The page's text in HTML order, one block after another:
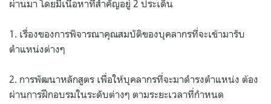
ผ่านมา โดยมีเนื้อหาที่สำคัญอยู่ 2 ประเด็น
1. เรื่องของการพิจารณาคุณสมบัติของบุคลากรที่จะเข้ามารับ
ตำแหน่งต่างๆ
2. การพัฒนาหลักสูตร เพื่อให้บุคลากรที่จะมาดำรงตำแหน่ง ต้อง
ผ่านการฝึกอบรมในระดับต่างๆ ตามระยะเวลาที่กำหนด